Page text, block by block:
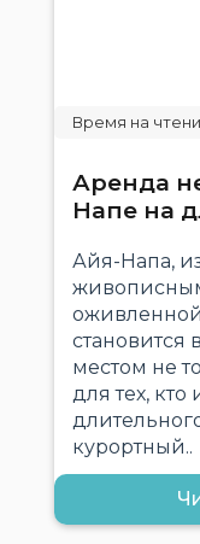
Аренда
Напе на
Айя-Напа,
становится
местом не
для тех,
курортный..